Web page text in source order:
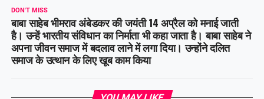
DON'T MISS
बाबा साहेब भीमराव अंबेडकर की जयंती 14 अप्रैल को मनाई जाती
है। उन्हें भारतीय संविधान का निर्माता भी कहा जाता है। बाबा साहेब ने
अपना जीवन समाज में बदलाव लाने में लगा दिया। उन्होंने दलित
समाज के उत्थान के लिए खूब काम किया